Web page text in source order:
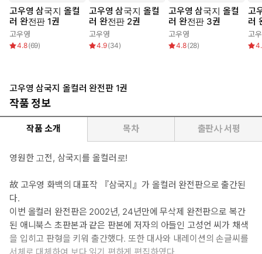
고우영 삼국지 올컬
러 완전판 1권
고우영
4.8(69)
고우영 삼국지 올컬
러 완전판 2권
고우영
4.9(34)
고우영 삼국지 올컬
러 완전판 3권
고우영
4.8(28)
고
러
고
고우영 삼국지 올컬러 완전판 1권
작품 정보
작품 소개 목차 출판사 서평
영원한 고전, 삼국지를 올컬러로!
故 고우영 화백의 대표작 『삼국지』가 올컬러 완전판으로 출간된
다.
이번 올컬러 완전판은 2002년, 24년만에 무삭제 완전판으로 복간
된 애니북스 초판본과 같은 판본에 저자의 아들인 고성언 씨가 채색
을 입히고 판형을 키워 출간했다. 또한 대사와 내레이션의 손글씨를